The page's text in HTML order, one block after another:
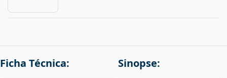
Ficha Técnica: Sinopse: